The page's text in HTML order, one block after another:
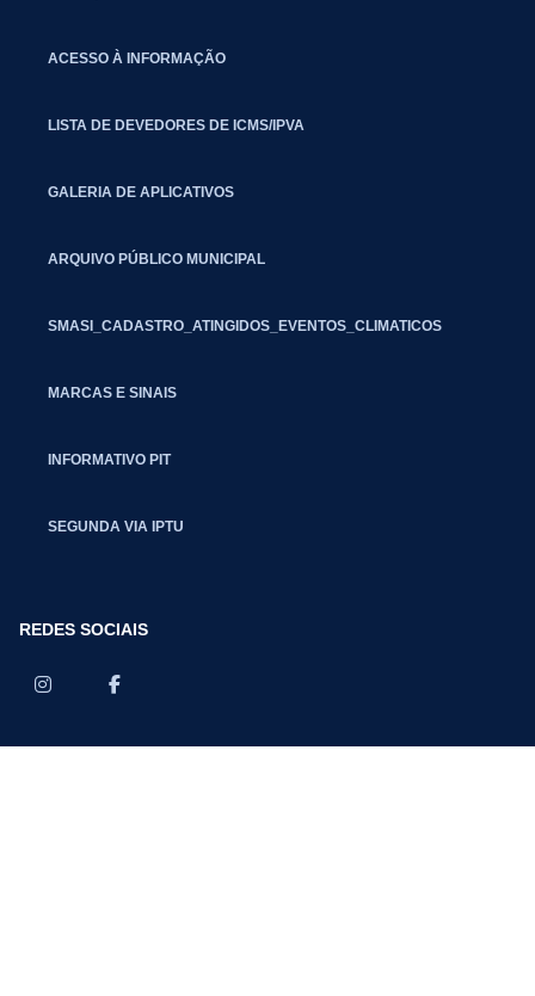
ACESSO À INFORMAÇÃO
LISTA DE DEVEDORES DE ICMS/IPVA
GALERIA DE APLICATIVOS
ARQUIVO PÚBLICO MUNICIPAL
SMASI_CADASTRO_ATINGIDOS_EVENTOS_CLIMATICOS
MARCAS E SINAIS
INFORMATIVO PIT
SEGUNDA VIA IPTU
REDES SOCIAIS